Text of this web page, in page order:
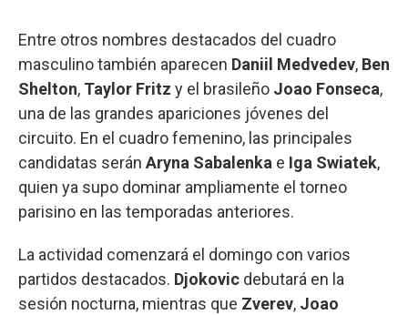
Entre otros nombres destacados del cuadro
masculino también aparecen Daniil Medvedev, Ben
Shelton, Taylor Fritz y el brasileño Joao Fonseca,
una de las grandes apariciones jóvenes del
circuito. En el cuadro femenino, las principales
candidatas serán Aryna Sabalenka e Iga Swiatek,
quien ya supo dominar ampliamente el torneo
parisino en las temporadas anteriores.
La actividad comenzará el domingo con varios
partidos destacados. Djokovic debutará en la
sesión nocturna, mientras que Zverev, Joao